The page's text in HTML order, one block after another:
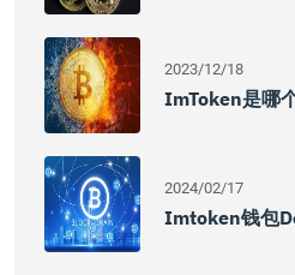
2023/12/18
ImToken是哪
2024/02/17
Imtoken钱包